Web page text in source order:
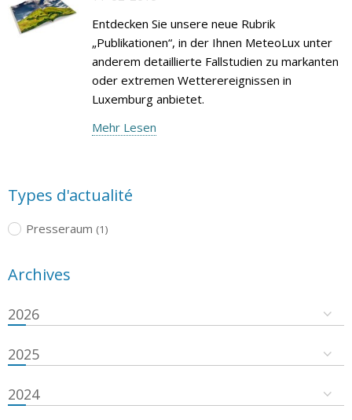
Entdecken Sie unsere neue Rubrik
„Publikationen“, in der Ihnen MeteoLux unter
anderem detaillierte Fallstudien zu markanten
oder extremen Wetterereignissen in
Luxemburg anbietet.
Mehr Lesen
Types d'actualité
Presseraum (1)
Archives
2026
2025
2024